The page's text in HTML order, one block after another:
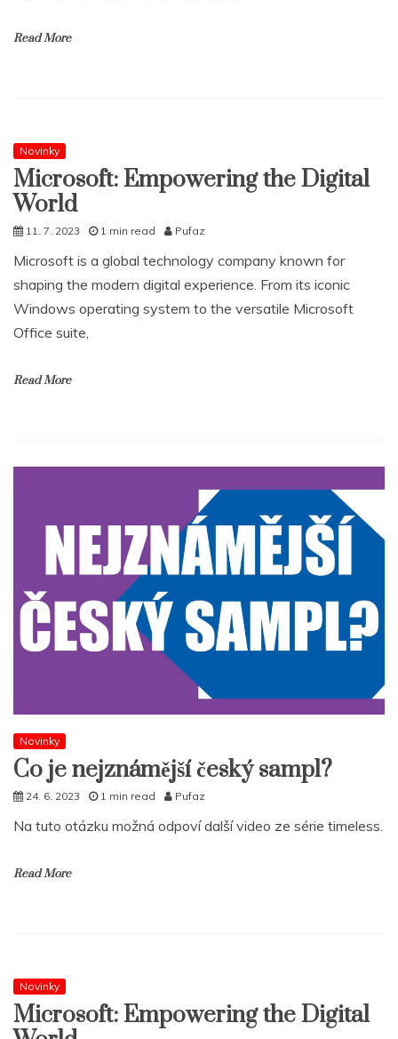
Read More
Novinky
Microsoft: Empowering the Digital
World
11. 7. 2023 1 min read Pufaz
Microsoft is a global technology company known for
shaping the modern digital experience. From its iconic
Windows operating system to the versatile Microsoft
Office suite,
Read More
Novinky
Co je nejznámější český sampl?
24. 6. 2023 1 min read Pufaz
Na tuto otázku možná odpoví další video ze série timeless.
Read More
Novinky
Microsoft: Empowering the Digital